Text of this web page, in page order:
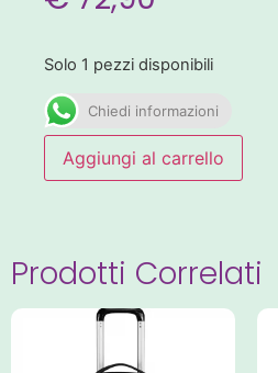
Solo 1 pezzi disponibili
Chiedi informazioni
Aggiungi al carrello
Prodotti Correlati